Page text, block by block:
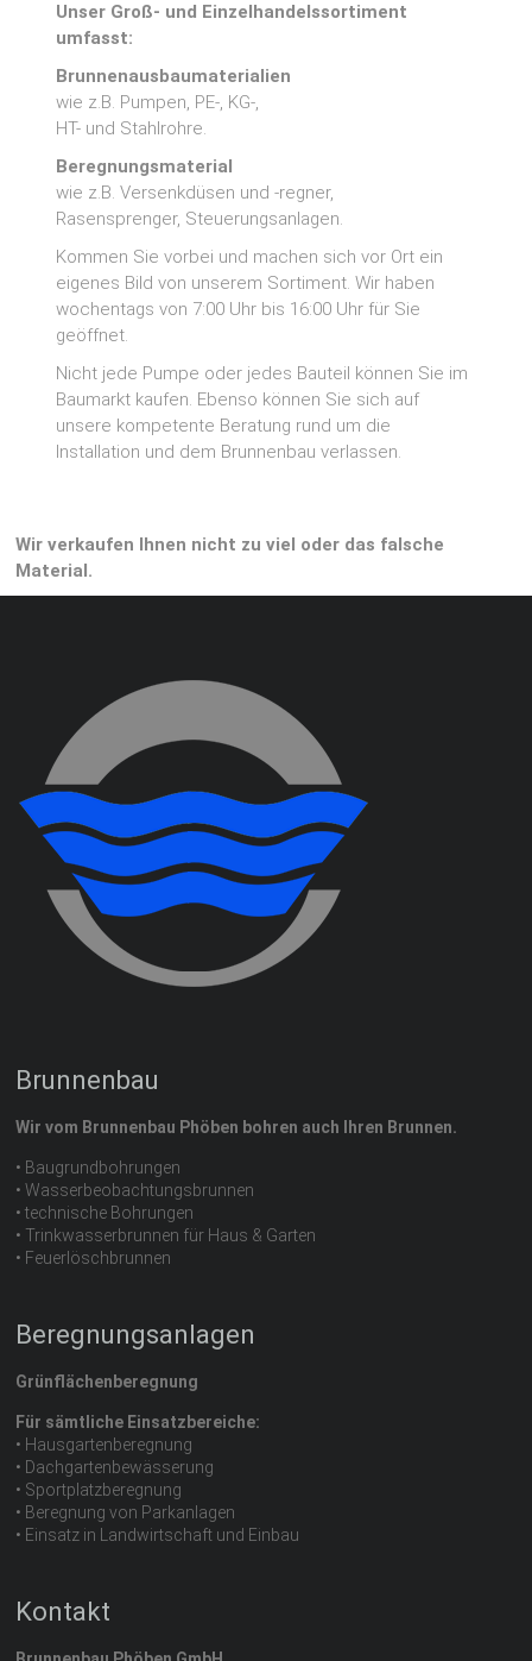
Unser Groß- und Einzelhandelssortiment
umfasst:
Brunnenausbaumaterialien
wie z.B. Pumpen, PE-, KG-,
HT- und Stahlrohre.
Beregnungsmaterial
wie z.B. Versenkdüsen und -regner,
Rasensprenger, Steuerungsanlagen.
Kommen Sie vorbei und machen sich vor Ort ein
eigenes Bild von unserem Sortiment. Wir haben
wochentags von 7:00 Uhr bis 16:00 Uhr für Sie
geöffnet.
Nicht jede Pumpe oder jedes Bauteil können Sie im
Baumarkt kaufen. Ebenso können Sie sich auf
unsere kompetente Beratung rund um die
Installation und dem Brunnenbau verlassen.
Wir verkaufen Ihnen nicht zu viel oder das falsche
Material.
Brunnenbau
Wir vom Brunnenbau Phöben bohren auch Ihren Brunnen.
• Baugrundbohrungen
• Wasserbeobachtungsbrunnen
• technische Bohrungen
• Trinkwasserbrunnen für Haus & Garten
• Feuerlöschbrunnen
Beregnungsanlagen
Grünflächenberegnung
Für sämtliche Einsatzbereiche:
• Hausgartenberegnung
• Dachgartenbewässerung
• Sportplatzberegnung
• Beregnung von Parkanlagen
• Einsatz in Landwirtschaft und Einbau
Kontakt